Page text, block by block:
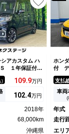
アカスタム ハ
Ｓ １年保証付
突被害軽減シ
シートヒータ
ンサー スマー
ヘッド 純正１
コン ＬＥＤフ
) 109.9万円
102.4万円
2018年
68,000km
沖縄県
ホン
付 デ
バッ
シー
ヘッ
チア
ｈ パ
支払
車両
(
年式
走行
エリ